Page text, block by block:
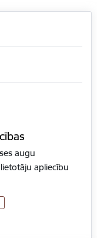
augu
apliecību